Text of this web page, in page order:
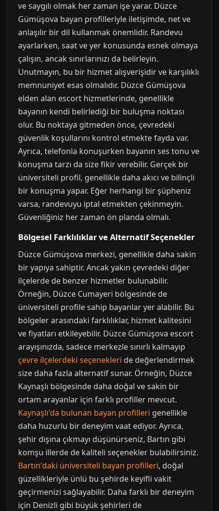
ve saygılı olmak her zaman işe yarar. Düzce
Gümüşova bayan profilleriyle iletişimde, net ve
anlaşılır bir dil kullanmak önemlidir. Randevu
ayarlarken, saat ve yer konusunda esnek olmaya
çalışın, ancak sınırlarınızı da belirleyin.
Unutmayın, bu bir hizmet alışverişidir ve karşılıklı
memnuniyet esas olmalıdır. Düzce Gümüşova
elden alan escort hizmetlerinde, genellikle
bayanın kendi belirlediği bir buluşma noktası
olur. Bu noktaya gitmeden önce, çevredeki
güvenlik koşullarını kontrol etmekte fayda var.
Ayrıca, telefonla konuşurken bayanın ses tonu ve
konuşma tarzı da size fikir verebilir. Gerçek bir
üniversiteli profil, genellikle daha akıcı ve bilinçli
bir konuşma yapar. Eğer herhangi bir şüpheniz
varsa, randevuyu iptal etmekten çekinmeyin.
Güvenliğiniz her zaman ön planda olmalı.
Bölgesel Farklılıklar ve Alternatif Seçenekler
Düzce Gümüşova merkezi, genellikle daha sakin
bir yapıya sahiptir. Ancak yakın çevredeki diğer
ilçelerde de benzer hizmetler bulunabilir.
Örneğin, Düzce Cumayeri bölgesinde de
üniversiteli profile sahip bayanlar yer alabilir. Bu
bölgeler arasındaki farklılıklar, hizmet kalitesini
ve fiyatları etkileyebilir. Düzce Gümüşova escort
arayışınızda, sadece merkezle sınırlı kalmayıp
çevre ilçelerdeki seçenekleri de değerlendirmek
size daha fazla alternatif sunar. Örneğin, Düzce
Kaynaşlı bölgesinde daha doğal ve sakin bir
ortam arayanlar için farklı profiller mevcut.
Kaynaşlı'da bulunan bayan profilleri genellikle
daha huzurlu bir deneyim vaat ediyor. Ayrıca,
şehir dışına çıkmayı düşünürseniz, Bartın gibi
komşu illerde de kaliteli seçenekler bulabilirsiniz.
Bartın'daki üniversiteli bayan profilleri, doğal
güzellikleriyle ünlü bu şehirde keyifli vakit
geçirmenizi sağlayabilir. Daha farklı bir deneyim
için Denizli gibi büyük şehirleri de